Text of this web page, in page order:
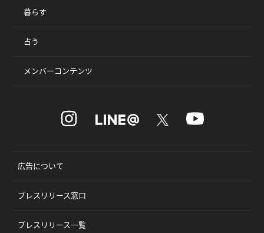
暮らす
占う
メンバーコンテンツ
広告について
プレスリリース窓口
プレスリリース一覧